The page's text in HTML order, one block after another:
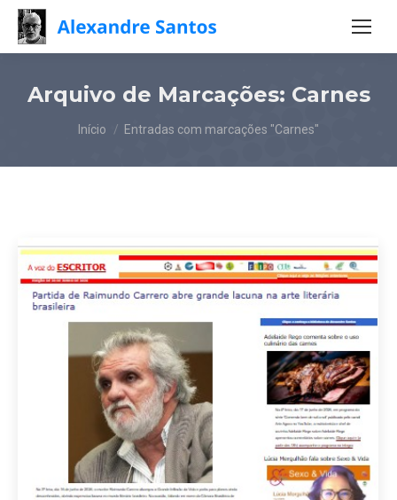
Arquivo de Marcações: Carnes
Você está aqui:
Início Entradas com marcações "Carnes"